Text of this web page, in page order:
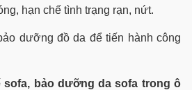
hạn chế tình trạng rạn, nứt.
dưỡng đồ da để tiến hành công
sofa, bảo dưỡng da sofa trong ô